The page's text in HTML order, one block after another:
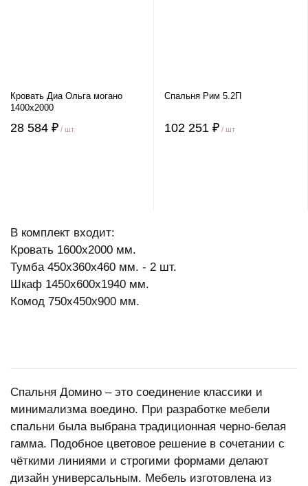
Кровать Диа Ольга могано
1400х2000
28 584 ₽ / шт
Спальня Рим 5.2П
102 251 ₽ / шт
В комплект входит:
Кровать 1600х2000 мм.
Тумба 450x360x460 мм. - 2 шт.
Шкаф 1450x600x1940 мм.
Комод 750x450x900 мм.
Спальня Домино – это соединение классики и
минимализма воедино. При разработке мебели
спальни была выбрана традиционная черно-белая
гамма. Подобное цветовое решение в сочетании с
чёткими линиями и строгими формами делают
дизайн универсальным. Мебель изготовлена из